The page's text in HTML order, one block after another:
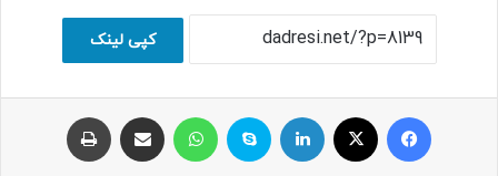
کپی لینک
فیسبوک ایکس لینکداین اسکایپ واتس آپ اشتراک با ایمیل